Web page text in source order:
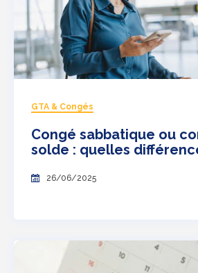
GTA & Congés
Congé sabbatique ou
solde : quelles
26/06/2025